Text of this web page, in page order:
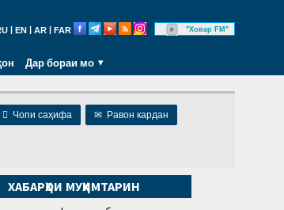
EN AR FAR "Ховар FM"
Дар бораи мо
 Чопи саҳифа ✉ Равон кардан
ХАБАРҲОИ МУҲИМТАРИН